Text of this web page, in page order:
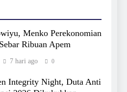
Menko Perekonomian
Ribuan Apem
7 hari ago 0
Integrity Night, Duta Anti